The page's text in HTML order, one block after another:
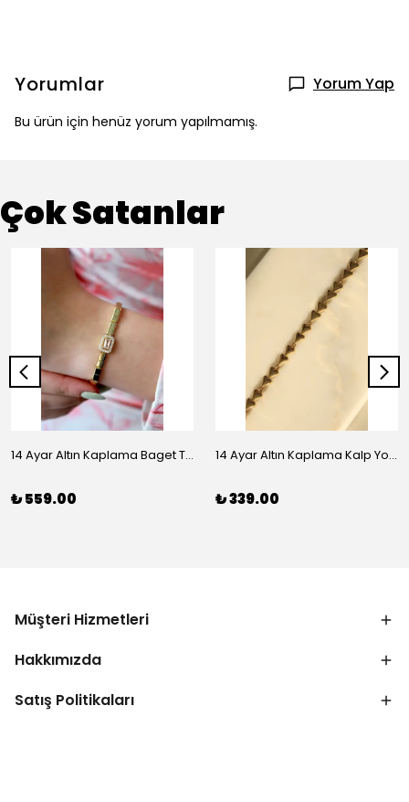
Yorumlar Yorum Yap
Bu ürün için henüz yorum yapılmamış.
Çok Satanlar
14 Ayar Altın Kaplama Baget Taşlı Vip Bileklik
₺ 559.00
14 Ayar Altın Kaplama Kalp Yolu Bileklik
₺ 339.00
Müşteri Hizmetleri
Hakkımızda
Satış Politikaları